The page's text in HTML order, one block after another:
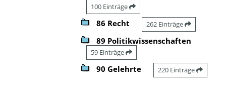
100 Einträge
86 Recht 262 Einträge
89 Politikwissenschaften
59 Einträge
90 Gelehrte 220 Einträge